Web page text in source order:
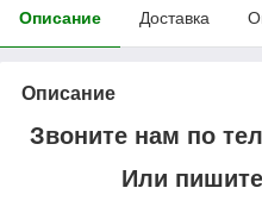
Описание Доставка
Описание
Звоните нам по
Или